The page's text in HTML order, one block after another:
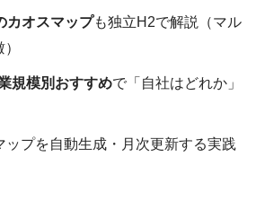
カオスマップも独立H2で解説（マル
規模別おすすめで「自社はどれか」
ップを自動生成・月次更新する実践